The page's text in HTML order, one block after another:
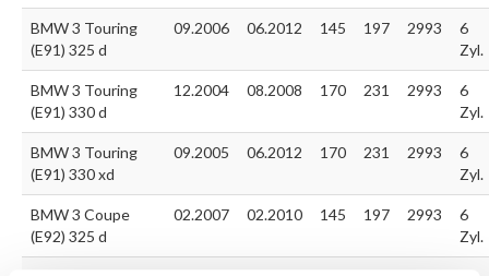
BMW 3 Touring
(E91) 325 d
09.2006 06.2012 145 197 2993
6
Zyl.
BMW 3 Touring
(E91) 330 d
12.2004 08.2008 170 231 2993
6
Zyl.
BMW 3 Touring
(E91) 330 xd
09.2005 06.2012 170 231 2993
6
Zyl.
BMW 3 Coupe
(E92) 325 d
02.2007 02.2010 145 197 2993
6
Zyl.